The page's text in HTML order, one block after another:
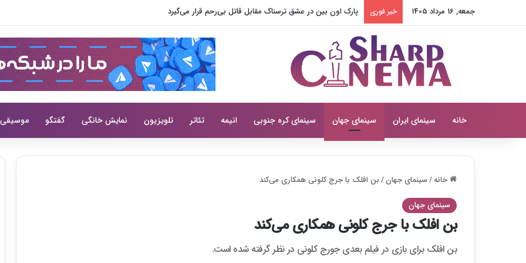
جمعه, 16 مرداد 1405 خبر فوری نامکوونگ مین در همسر بازجویی سختی از لی سانگ هی می‌کند
خانه سینمای ایران سینمای جهان سینمای کره جنوبی انیمه تئاتر تلویزیون نمایش خانگی گفتگو موسیقی
خانه/سینمای جهان/بن افلک با جرج کلونی همکاری می‌کند
سینمای جهان
بن افلک با جرج کلونی همکاری می‌کند
بن افلک برای بازی در فیلم بعدی جورج کلونی در نظر گرفته شده است.